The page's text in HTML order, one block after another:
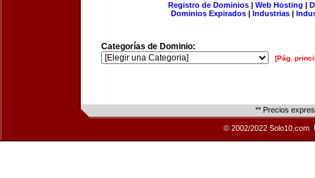
Registro de Dominios| Web Hosting |
Dominios Expirados | Industrias |
Categorías de Dominio:
[Pág.
** Precios
© 2002/2022 Solo10.com